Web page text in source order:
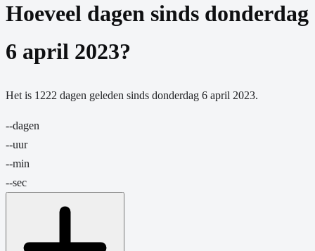
Hoeveel dagen sinds donderdag
6 april 2023?
Het is 1222 dagen geleden sinds donderdag 6 april 2023.
--dagen
--uur
--min
--sec